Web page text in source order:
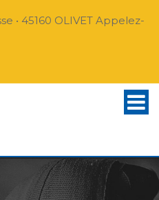
• 45160 OLIVET Appelez-